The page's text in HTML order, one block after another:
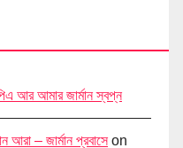
আর আমার জার্মান স্বপ্ন
আরা – জার্মান প্রবাসেon